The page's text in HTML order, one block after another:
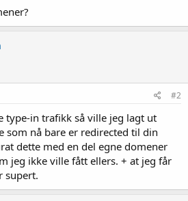
#2
type-in trafikk så ville jeg lagt ut
som nå bare er redirected til din
dette med en del egne domener
jeg ikke ville fått ellers. + at jeg får
supert.